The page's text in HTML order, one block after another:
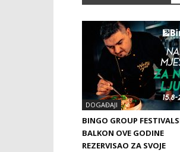
DOGAĐAJI
BINGO GROUP
BALKON OVE GODINE
REZERVISAO ZA SVOJE